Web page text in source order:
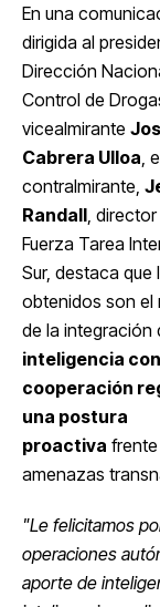
En una
dirigida al
Dirección
Control de
vicealmirante
Cabrera Ulloa,
contralmirante,
Randall, director
Fuerza Tarea
Sur, destaca que
obtenidos son el
de la integración
inteligencia
cooperación
una postura
proactiva
amenazas
"Le felicitamos
operaciones
aporte de